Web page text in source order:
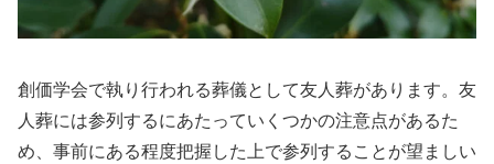
創価学会で執り行われる葬儀として友人葬があります。友
人葬には参列するにあたっていくつかの注意点があるた
め、事前にある程度把握した上で参列することが望ましい